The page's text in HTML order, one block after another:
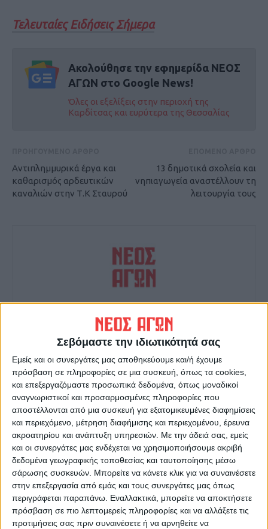
Σεβόμαστε την ιδιωτικότητά σας
Εμείς και οι συνεργάτες μας αποθηκεύουμε και/ή έχουμε
πρόσβαση σε πληροφορίες σε μια συσκευή, όπως τα cookies,
και επεξεργαζόμαστε προσωπικά δεδομένα, όπως μοναδικοί
αναγνωριστικοί και προσαρμοσμένες πληροφορίες που
αποστέλλονται από μια συσκευή για εξατομικευμένες διαφημίσεις
και περιεχόμενο, μέτρηση διαφήμισης και περιεχομένου, έρευνα
ακροατηρίου και ανάπτυξη υπηρεσιών. Με την άδειά σας, εμείς
και οι συνεργάτες μας ενδέχεται να χρησιμοποιήσουμε ακριβή
δεδομένα γεωγραφικής τοποθεσίας και ταυτοποίησης μέσω
σάρωσης συσκευών. Μπορείτε να κάνετε κλικ για να συναινέσετε
στην επεξεργασία από εμάς και τους συνεργάτες μας όπως
περιγράφεται παραπάνω. Εναλλακτικά, μπορείτε να αποκτήσετε
πρόσβαση σε πιο λεπτομερείς πληροφορίες και να αλλάξετε τις
προτιμήσεις σας πριν συναινέσετε ή να αρνηθείτε να
Τελευταίες Ειδήσεις Σήμερα
Ακολούθησε την εφημερίδα ΝΕΟΣ
ΑΓΩΝ στο Google News!
Όλες οι εξελίξεις στην περιοχή της
Καρδίτσας και ευρύτερα της Θεσσαλίας
Αντιπλημμυρικά έργα και
καθαρισμός αρδευτικών
καναλιών στην Τ.Κ Σταυρού
13 δημοτικά σχολεία και
νηπιαγωγεία αναστέλλουν τη
λειτουργία τους
https://neosagon.gr
Η Αρχαιότερη Καθημερινή Πρωινή Εφημερίδα της Καρδίτσας
ΠΑΡΟΜΟΙΑ ΑΡΘΡΑ